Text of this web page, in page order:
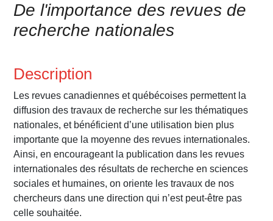
De l'importance des revues de
recherche nationales
Description
Les revues canadiennes et québécoises permettent la
diffusion des travaux de recherche sur les thématiques
nationales, et bénéficient d’une utilisation bien plus
importante que la moyenne des revues internationales.
Ainsi, en encourageant la publication dans les revues
internationales des résultats de recherche en sciences
sociales et humaines, on oriente les travaux de nos
chercheurs dans une direction qui n’est peut-être pas
celle souhaitée.